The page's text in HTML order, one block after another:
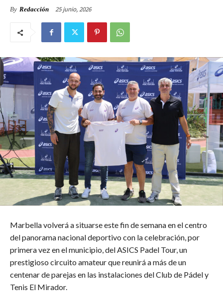
By Redacción 25 junio, 2026
Marbella volverá a situarse este fin de semana en el centro
del panorama nacional deportivo con la celebración, por
primera vez en el municipio, del ASICS Padel Tour, un
prestigioso circuito amateur que reunirá a más de un
centenar de parejas en las instalaciones del Club de Pádel y
Tenis El Mirador.